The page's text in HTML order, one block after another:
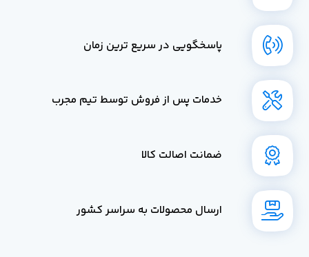
پاسخگویی در سریع ترین زمان
خدمات پس از فروش توسط تیم مجرب
ضمانت اصالت کالا
ارسال محصولات به سراسر کشور